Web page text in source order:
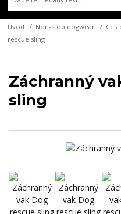
Úvod Non-stop dogwear
rescue sling
Záchranný
sling